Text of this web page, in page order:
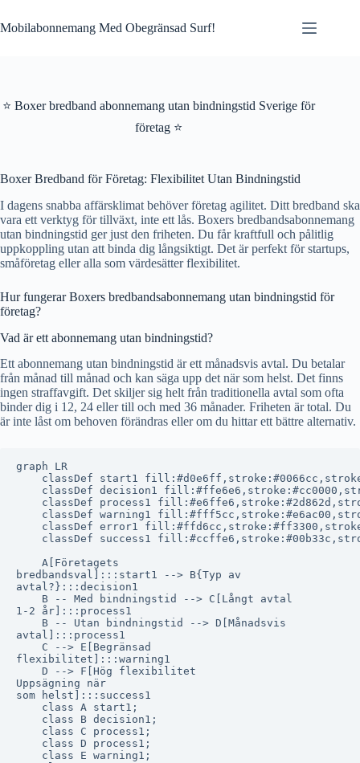
to
content
Mobilabonnemang Med Obegränsad Surf!
⭐ Boxer bredband abonnemang utan bindningstid Sverige för
företag ⭐
Boxer Bredband för Företag: Flexibilitet Utan Bindningstid
I dagens snabba affärsklimat behöver företag agilitet. Ditt bredband ska
vara ett verktyg för tillväxt, inte ett lås. Boxers bredbandsabonnemang
utan bindningstid ger just den friheten. Du får kraftfull och pålitlig
uppkoppling utan att binda dig långsiktigt. Det är perfekt för startups,
småföretag eller alla som värdesätter flexibilitet.
Hur fungerar Boxers bredbandsabonnemang utan bindningstid för
företag?
Vad är ett abonnemang utan bindningstid?
Ett abonnemang utan bindningstid är ett månadsvis avtal. Du betalar
från månad till månad och kan säga upp det när som helst. Det finns
ingen straffavgift. Det skiljer sig helt från traditionella avtal som ofta
binder dig i 12, 24 eller till och med 36 månader. Friheten är total. Du
är inte låst om behoven förändras eller om du hittar ett bättre alternativ.
graph LR
classDef start1
classDef decision1
classDef process1
classDef warning1
classDef error1
classDef success1
    A[Företagets
bredbandsval]:::start1 --> B{Typ av
avtal?}:::decision1
    B -- Med bindningstid --> C[Långt avtal
1-2 år]:::process1
    B -- Utan bindningstid --> D[Månadsvis
avtal]:::process1
    C --> E[Begränsad
flexibilitet]:::warning1
    D --> F[Hög flexibilitet
Uppsägning när
som helst]:::success1
    class A start1;
    class B decision1;
    class C process1;
    class D process1;
    class E warning1;